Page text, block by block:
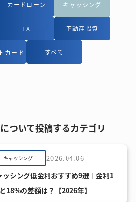
カードローン
カードローン キャッシング
キャッシング
FX
FX 不動産投資
不動産投資
カード
カード すべて
すべて
ついて投稿するカテゴリ
キャッシング 2026.04.06
ッシング低金利おすすめ9選｜金利1
18%の差額は？【2026年】